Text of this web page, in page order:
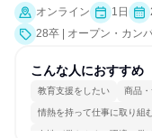
オンライン 1日
28卒 | オープン・カン
こんな人におすすめ
教育支援をしたい 商品
情熱を持って仕事に取り組
女性が働きやすい環境で働け